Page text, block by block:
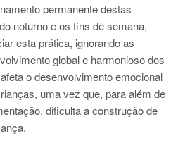
permanente destas
noturno e os fins de semana,
esta prática, ignorando as
global e harmonioso dos
o desenvolvimento emocional
uma vez que, para além de
dificulta a construção de